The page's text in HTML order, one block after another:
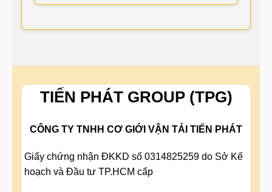
TIẾN PHÁT GROUP (TPG)
CÔNG TY TNHH CƠ GIỚI VẬN TẢI TIẾN PHÁT
Giấy chứng nhận ĐKKD số 0314825259 do Sở Kế
hoạch và Đầu tư TP.HCM cấp